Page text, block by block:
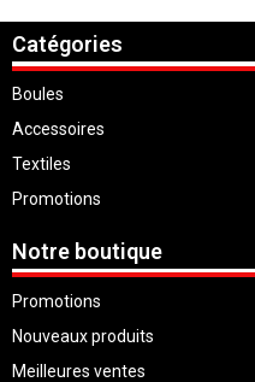
Catégories
Boules
Accessoires
Textiles
Promotions
Notre boutique
Promotions
Nouveaux produits
Meilleures ventes